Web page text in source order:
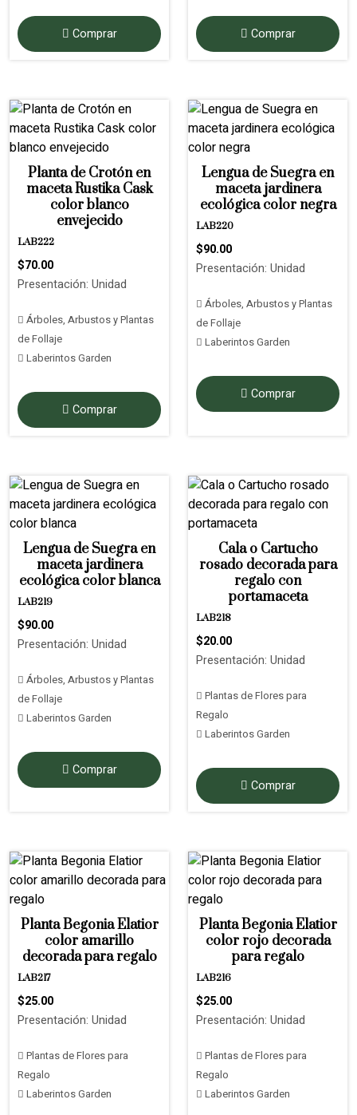
Comprar Comprar
Planta de Crotón en
maceta Rustika Cask
color blanco
envejecido
LAB222
$70.00
Presentación: Unidad
Árboles, Arbustos y Plantas
de Follaje
Laberintos Garden
Comprar
Lengua de Suegra en
maceta jardinera
ecológica color negra
LAB220
$90.00
Presentación: Unidad
Árboles, Arbustos y Plantas
de Follaje
Laberintos Garden
Comprar
Lengua de Suegra en
maceta jardinera
ecológica color blanca
LAB219
$90.00
Presentación: Unidad
Árboles, Arbustos y Plantas
de Follaje
Laberintos Garden
Comprar
Cala o Cartucho
rosado decorada para
regalo con
portamaceta
LAB218
$20.00
Presentación: Unidad
Plantas de Flores para
Regalo
Laberintos Garden
Comprar
Planta Begonia Elatior
color amarillo
decorada para regalo
LAB217
$25.00
Presentación: Unidad
Plantas de Flores para
Regalo
Laberintos Garden
Planta Begonia Elatior
color rojo decorada
para regalo
LAB216
$25.00
Presentación: Unidad
Plantas de Flores para
Regalo
Laberintos Garden